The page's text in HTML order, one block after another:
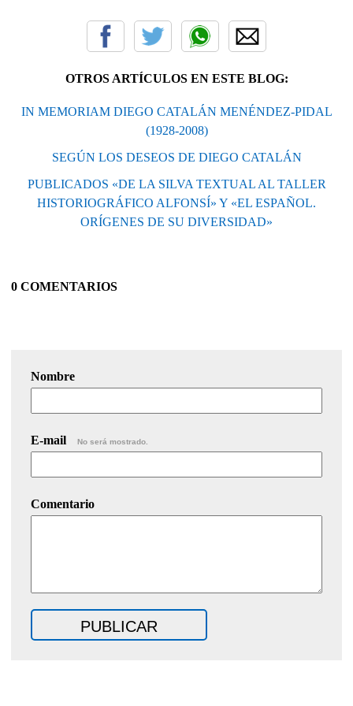
OTROS ARTÍCULOS EN ESTE BLOG:
IN MEMORIAM DIEGO CATALÁN MENÉNDEZ-PIDAL
(1928-2008)
SEGÚN LOS DESEOS DE DIEGO CATALÁN
PUBLICADOS «DE LA SILVA TEXTUAL AL TALLER
HISTORIOGRÁFICO ALFONSÍ» Y «EL ESPAÑOL.
ORÍGENES DE SU DIVERSIDAD»
0 COMENTARIOS
Nombre
E-mail No será mostrado.
Comentario